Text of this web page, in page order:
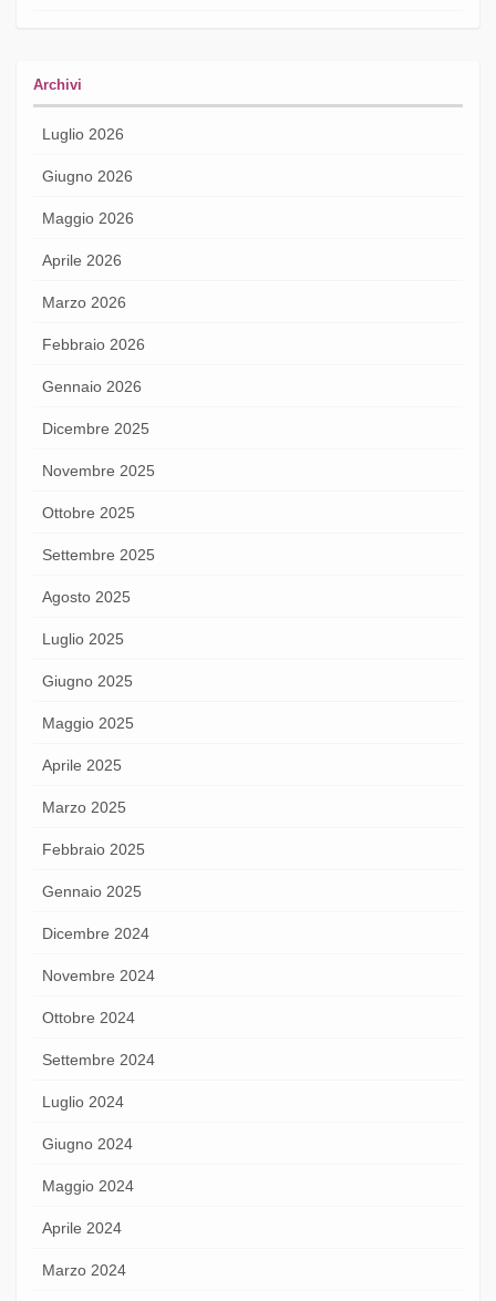
Archivi
Luglio 2026
Giugno 2026
Maggio 2026
Aprile 2026
Marzo 2026
Febbraio 2026
Gennaio 2026
Dicembre 2025
Novembre 2025
Ottobre 2025
Settembre 2025
Agosto 2025
Luglio 2025
Giugno 2025
Maggio 2025
Aprile 2025
Marzo 2025
Febbraio 2025
Gennaio 2025
Dicembre 2024
Novembre 2024
Ottobre 2024
Settembre 2024
Luglio 2024
Giugno 2024
Maggio 2024
Aprile 2024
Marzo 2024